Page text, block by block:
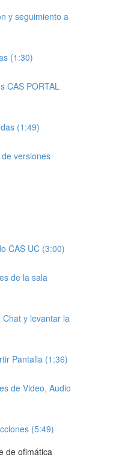
y seguimiento a
(1:30)
CAS PORTAL
(1:49)
versiones
CAS UC (3:00)
de la sala
y levantar la
Pantalla (1:36)
de Video, Audio
(5:49)
de ofimática